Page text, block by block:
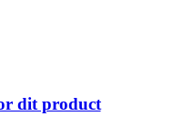
dit product